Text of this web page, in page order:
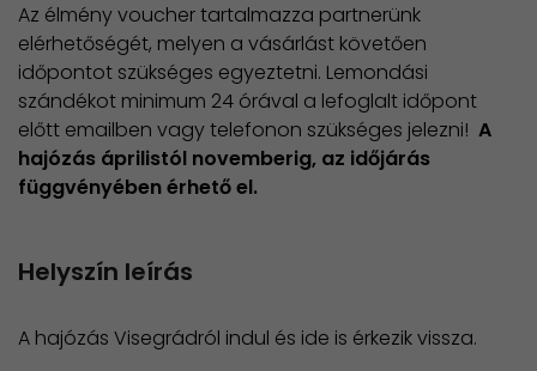
Az élmény voucher tartalmazza partnerünk
elérhetőségét, melyen a vásárlást követően
időpontot szükséges egyeztetni. Lemondási
szándékot minimum 24 órával a lefoglalt időpont
előtt emailben vagy telefonon szükséges jelezni! A
hajózás áprilistól novemberig, az időjárás
függvényében érhető el.
Helyszín leírás
A hajózás Visegrádról indul és ide is érkezik vissza.